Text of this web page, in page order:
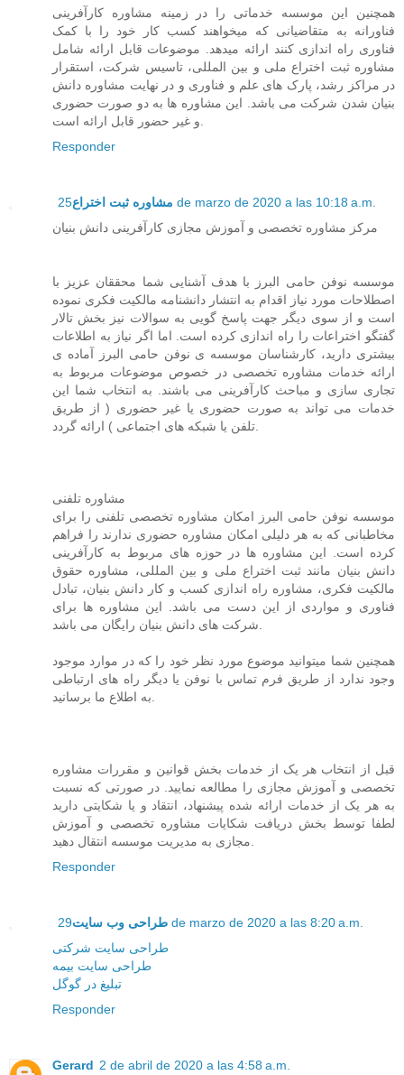
همچنین این موسسه خدماتی را در زمینه مشاوره کارآفرینی
فناورانه به متقاضیانی که میخواهند کسب کار خود را با کمک
فناوری راه اندازی کنند ارائه میدهد. موضوعات قابل ارائه شامل
مشاوره ثبت اختراع ملی و بین المللی، تاسیس شرکت، استقرار
در مراکز رشد، پارک های علم و فناوری و در نهایت مشاوره دانش
بنیان شدن شرکت می باشد. این مشاوره ها به دو صورت حضوری
و غیر حضور قابل ارائه است.
Responder
مشاوره ثبت اختراع 25 de marzo de 2020 a las 10:18 a.m.
مرکز مشاوره تخصصی و آموزش مجازی کارآفرینی دانش بنیان
موسسه نوفن حامی البرز با هدف آشنایی شما محققان عزیز با
اصطلاحات مورد نیاز اقدام به انتشار دانشنامه مالکیت فکری نموده
است و از سوی دیگر جهت پاسخ گویی به سوالات نیز بخش تالار
گفتگو اختراعات را راه اندازی کرده است. اما اگر نیاز به اطلاعات
بیشتری دارید، کارشناسان موسسه ی نوفن حامی البرز آماده ی
ارائه خدمات مشاوره تخصصی در خصوص موضوعات مربوط به
تجاری سازی و مباحث کارآفرینی می باشند. به انتخاب شما این
خدمات می تواند به صورت حضوری یا غیر حضوری ( از طریق
تلفن یا شبکه های اجتماعی ) ارائه گردد.
مشاوره تلفنی
موسسه نوفن حامی البرز امکان مشاوره تخصصی تلفنی را برای
مخاطبانی که به هر دلیلی امکان مشاوره حضوری ندارند را فراهم
کرده است. این مشاوره ها در حوزه های مربوط به کارآفرینی
دانش بنیان مانند ثبت اختراع ملی و بین المللی، مشاوره حقوق
مالکیت فکری، مشاوره راه اندازی کسب و کار دانش بنیان، تبادل
فناوری و مواردی از این دست می باشد. این مشاوره ها برای
شرکت های دانش بنیان رایگان می باشد.
همچنین شما میتوانید موضوع مورد نظر خود را که در موارد موجود
وجود ندارد از طریق فرم تماس با نوفن یا دیگر راه های ارتباطی
به اطلاع ما برسانید.
قبل از انتخاب هر یک از خدمات بخش قوانین و مقررات مشاوره
تخصصی و آموزش مجازی را مطالعه نمایید. در صورتی که نسبت
به هر یک از خدمات ارائه شده پیشنهاد، انتقاد و یا شکایتی دارید
لطفا توسط بخش دریافت شکایات مشاوره تخصصی و آموزش
مجازی به مدیریت موسسه انتقال دهید.
Responder
طراحی وب سایت 29 de marzo de 2020 a las 8:20 a.m.
طراحی سایت شرکتی
طراحی سایت بیمه
تبلیغ در گوگل
Responder
Gerard 2 de abril de 2020 a las 4:58 a.m.